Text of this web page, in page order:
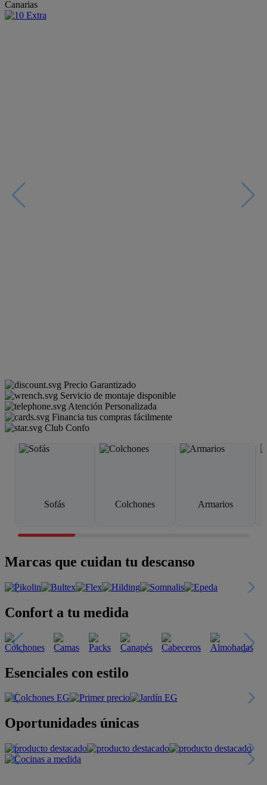
Canarias
Precio Garantizado
Servicio de montaje disponible
Atención Personalizada
Financia tus compras fácilmente
Club Confo
Sofás Colchones Armarios
Marcas que cuidan tu descanso
Confort a tu medida
Esenciales con estilo
Oportunidades únicas